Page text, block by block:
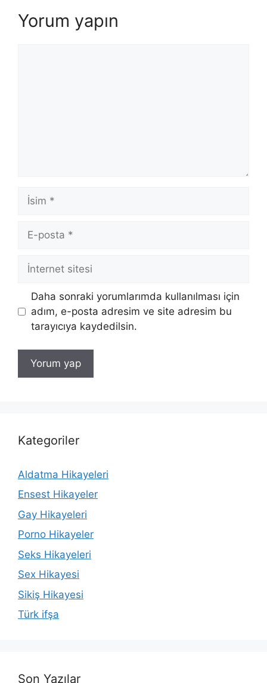
Yorum yapın
İsim
posta
İnternet
Daha sonraki yorumlarımda kullanılması için
adım, e-posta adresim ve site adresim bu
tarayıcıya kaydedilsin.
Kategoriler
Aldatma Hikayeleri
Ensest Hikayeler
Gay Hikayeleri
Porno Hikayeler
Seks Hikayeleri
Sex Hikayesi
Sikiş Hikayesi
Türk ifşa
Son Yazılar